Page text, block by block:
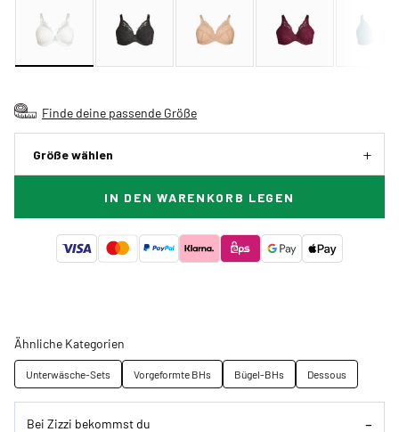
Finde deine passende Größe
Größe wählen
IN DEN WARENKORB LEGEN
Ähnliche Kategorien
Unterwäsche-Sets Vorgeformte BHs Bügel-BHs Dessous
Bei Zizzi bekommst du